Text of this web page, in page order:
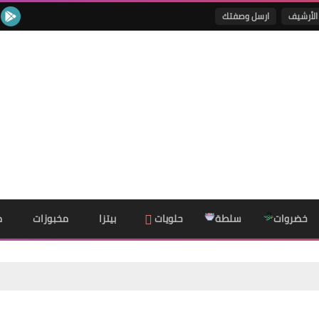
الأرشيف ارسل وصفتك
خضروات سلطة حلويات بيتزا مخبوزات